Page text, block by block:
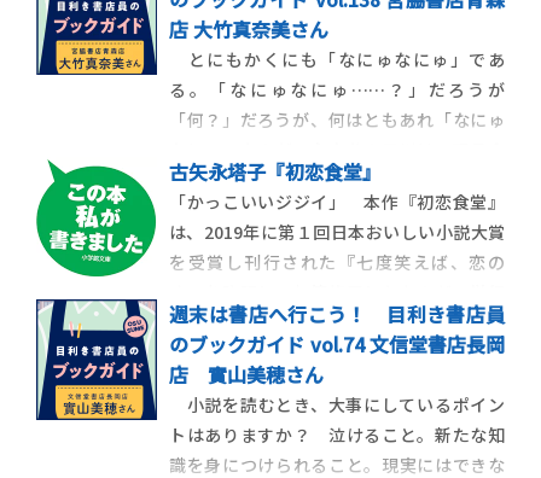
と音信不通だった母の訃報が届き、槇生は
葬儀のために小豆島へ行くことになりま
す。するとそこにいたのは、母の元夫だと
いう自分より年
店 大竹真奈美さん
とにもかくにも「なにゅなにゅ」であ
る。「なにゅなにゅ……？」だろうが
「何？」だろうが、何はともあれ「なにゅ
社でカプセルトイの企画をしている。入社
して３年。思うように成果を上げられず、
なにゅなにゅというキャラクターに癒しを
求める、なにゅなにゅオタクだ。やれ今日
はなにゅなにゅクロック
古矢永塔子『初恋食堂』
「かっこいいジジイ」 本作『初恋食堂』
は、2019年に第１回日本おいしい小説大賞
を受賞し刊行された『七度笑えば、恋の
本発売時に巻かれた帯には「44歳差の恋、
始まる!?」とある。主人公・桐子が出会うの
は、彼女が働く高齢者向けマンションの住
人・匙田譲治。彼が作るおいしい料理の
数々に、固
週末は書店へ行こう！ 目利き書店員
のブックガイド vol.74 文信堂書店長岡
店 實山美穂さん
小説を読むとき、大事にしているポイン
トはありますか？ 泣けること。新たな知
識を身につけられること。現実にはできな